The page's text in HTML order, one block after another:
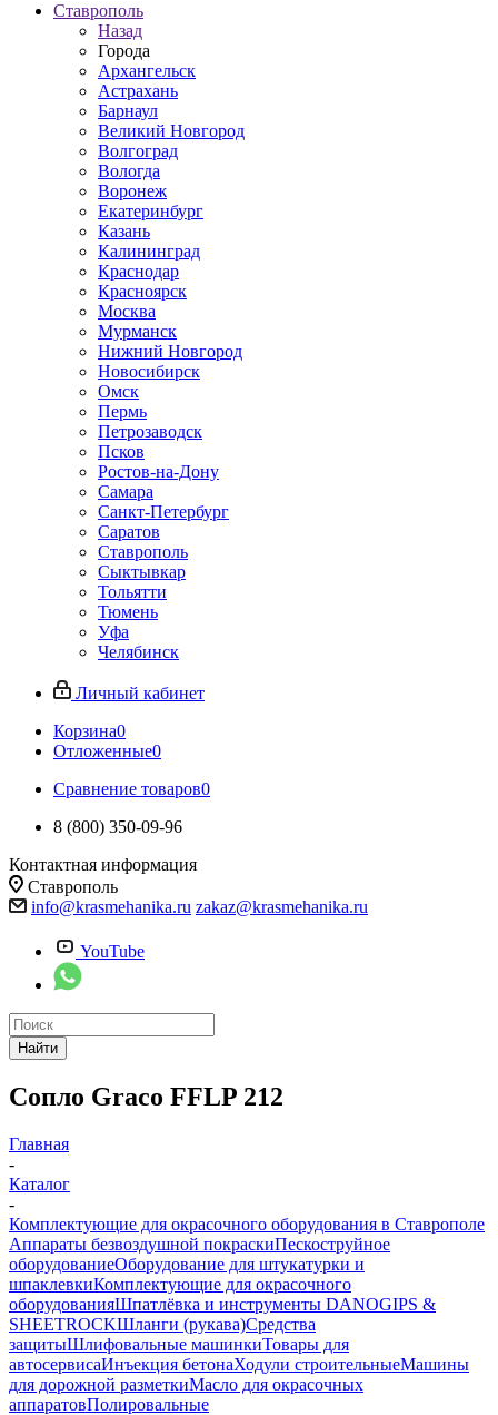
Ставрополь
Назад
Города
Архангельск
Астрахань
Барнаул
Великий Новгород
Волгоград
Вологда
Воронеж
Екатеринбург
Казань
Калининград
Краснодар
Красноярск
Москва
Мурманск
Нижний Новгород
Новосибирск
Омск
Пермь
Петрозаводск
Псков
Ростов-на-Дону
Самара
Санкт-Петербург
Саратов
Ставрополь
Сыктывкар
Тольятти
Тюмень
Уфа
Челябинск
Личный кабинет
Корзина0
Отложенные0
Сравнение товаров0
8 (800) 350-09-96
Контактная информация
Ставрополь
info@krasmehanika.ru zakaz@krasmehanika.ru
YouTube
Найти
Сопло Graco FFLP 212
Главная
-
Каталог
-
Комплектующие для окрасочного оборудования в Ставрополе
Аппараты безвоздушной покраскиПескоструйное
оборудованиеОборудование для штукатурки и
шпаклевкиКомплектующие для окрасочного
оборудованияШпатлёвка и инструменты DANOGIPS &
SHEETROCKШланги (рукава)Средства
защитыШлифовальные машинкиТовары для
автосервисаИнъекция бетонаХодули строительныеМашины
для дорожной разметкиМасло для окрасочных
аппаратовПолировальные